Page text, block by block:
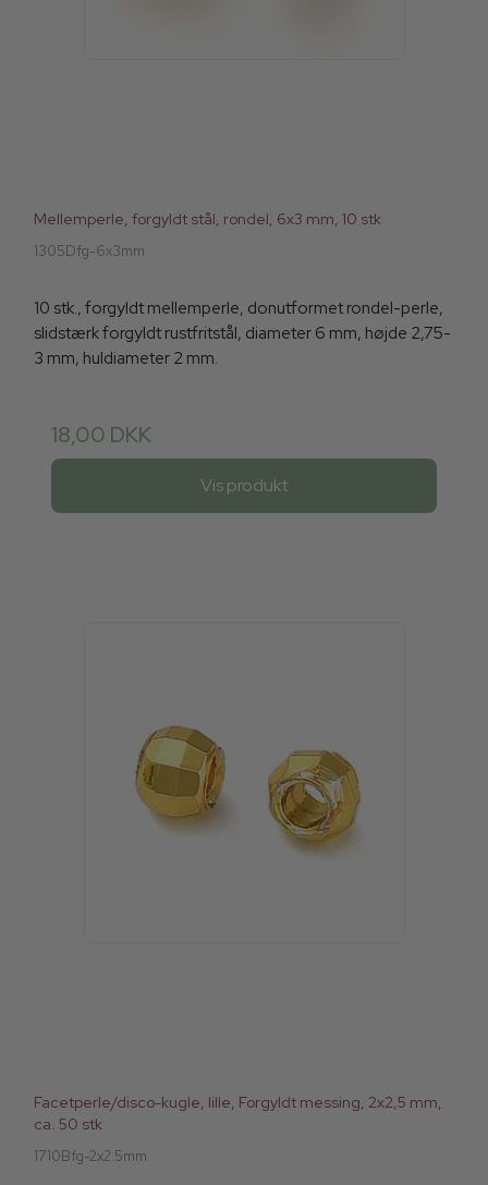
Mellemperle, forgyldt stål, rondel, 6x3 mm, 10 stk
1305Dfg-6x3mm
10 stk., forgyldt mellemperle, donutformet rondel-perle,
slidstærk forgyldt rustfritstål, diameter 6 mm, højde 2,75-
3 mm, huldiameter 2 mm.
18,00 DKK
Vis produkt
Facetperle/disco-kugle, lille, Forgyldt messing, 2x2,5 mm,
ca. 50 stk
1710Bfg-2x2.5mm